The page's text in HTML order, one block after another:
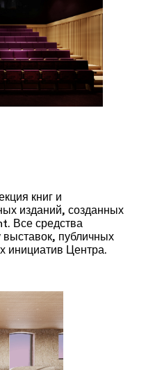
книг и
изданий, созданных
Все средства
публичных
инициатив Центра.